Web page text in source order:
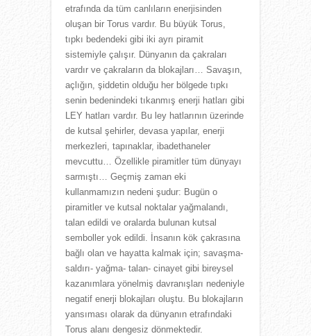
etrafında da tüm canlıların enerjisinden
oluşan bir Torus vardır. Bu büyük Torus,
tıpkı bedendeki gibi iki ayrı piramit
sistemiyle çalışır. Dünyanın da çakraları
vardır ve çakraların da blokajları… Savaşın,
açlığın, şiddetin olduğu her bölgede tıpkı
senin bedenindeki tıkanmış enerji hatları gibi
LEY hatları vardır. Bu ley hatlarının üzerinde
de kutsal şehirler, devasa yapılar, enerji
merkezleri, tapınaklar, ibadethaneler
mevcuttu… Özellikle piramitler tüm dünyayı
sarmıştı… Geçmiş zaman eki
kullanmamızın nedeni şudur: Bugün o
piramitler ve kutsal noktalar yağmalandı,
talan edildi ve oralarda bulunan kutsal
semboller yok edildi. İnsanın kök çakrasına
bağlı olan ve hayatta kalmak için; savaşma-
saldırı- yağma- talan- cinayet gibi bireysel
kazanımlara yönelmiş davranışları nedeniyle
negatif enerji blokajları oluştu. Bu blokajların
yansıması olarak da dünyanın etrafındaki
Torus alanı dengesiz dönmektedir.